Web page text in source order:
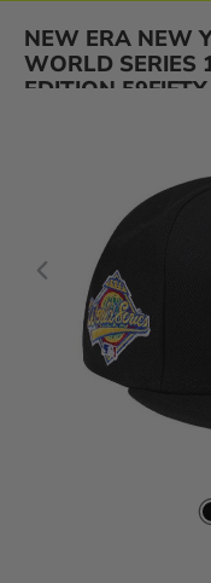
NEW ERA NEW
WORLD SERIES
EDITION